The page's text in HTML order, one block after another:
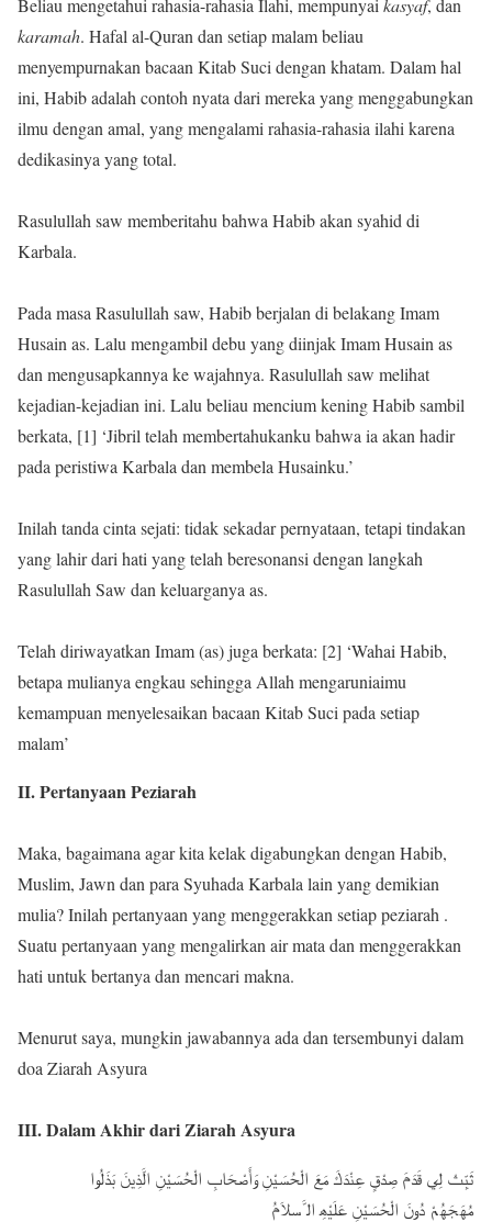
Beliau mengetahui rahasia-rahasia Ilahi, mempunyaikasyaf, dan
karamah. Hafal al-Quran dan setiap malam beliau
menyempurnakan bacaan Kitab Suci dengan khatam. Dalam hal
ini, Habib adalah contoh nyata dari mereka yang menggabungkan
ilmu dengan amal, yang mengalami rahasia-rahasia ilahi karena
dedikasinya yang total.
Rasulullah saw memberitahu bahwa Habib akan syahid di
Karbala.
Pada masa Rasulullah saw, Habib berjalan di belakang Imam
Husain as. Lalu mengambil debu yang diinjak Imam Husain as
dan mengusapkannya ke wajahnya. Rasulullah saw melihat
kejadian-kejadian ini. Lalu beliau mencium kening Habib sambil
berkata, [1] ‘Jibril telah membertahukanku bahwa ia akan hadir
pada peristiwa Karbala dan membela Husainku.’
Inilah tanda cinta sejati: tidak sekadar pernyataan, tetapi tindakan
yang lahir dari hati yang telah beresonansi dengan langkah
Rasulullah Saw dan keluarganya as.
Telah diriwayatkan Imam (as) juga berkata: [2] ‘Wahai Habib,
betapa mulianya engkau sehingga Allah mengaruniaimu
kemampuan menyelesaikan bacaan Kitab Suci pada setiap
malam’
II. Pertanyaan Peziarah
Maka, bagaimana agar kita kelak digabungkan dengan Habib,
Muslim, Jawn dan para Syuhada Karbala lain yang demikian
mulia? Inilah pertanyaan yang menggerakkan setiap peziarah .
Suatu pertanyaan yang mengalirkan air mata dan menggerakkan
hati untuk bertanya dan mencari makna.
Menurut saya, mungkin jawabannya ada dan tersembunyi dalam
doa Ziarah Asyura
III. Dalam Akhir dari Ziarah Asyura
ﺛَﺒِّﺖْ ﻟِﻲ ﻗَﺪَمَ ﺻِﺪْقٍ ﻋِﻨْﺪَكَ ﻣَﻊَ اﻟْﺤُﺴَﯿْﻦِ وَأَﺻْﺤَﺎبِ اﻟْﺤُﺴَﯿْﻦِ اﻟﱠﺬِﯾﻦَ ﺑَﺬَﻟُﻮا
ﻣُﮭَﺠَﮭُﻢْ دُونَ اﻟْﺤُﺴَﯿْﻦِ ﻋَﻠَﯿْﮫِ اﻟ ﱠﺴﻼَمُ